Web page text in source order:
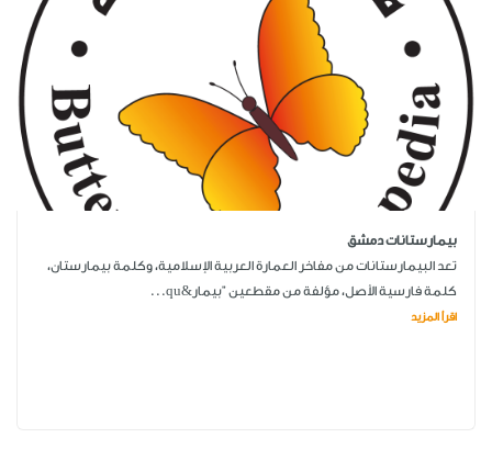
بيمارستانات دمشق
تعد البيمارستانات من مفاخر العمارة العربية الإسلامية، وكلمة بيمارستان،
كلمة فارسية الأصل، مؤلفة من مقطعين "بيمار&qu...
اقرأ المزيد